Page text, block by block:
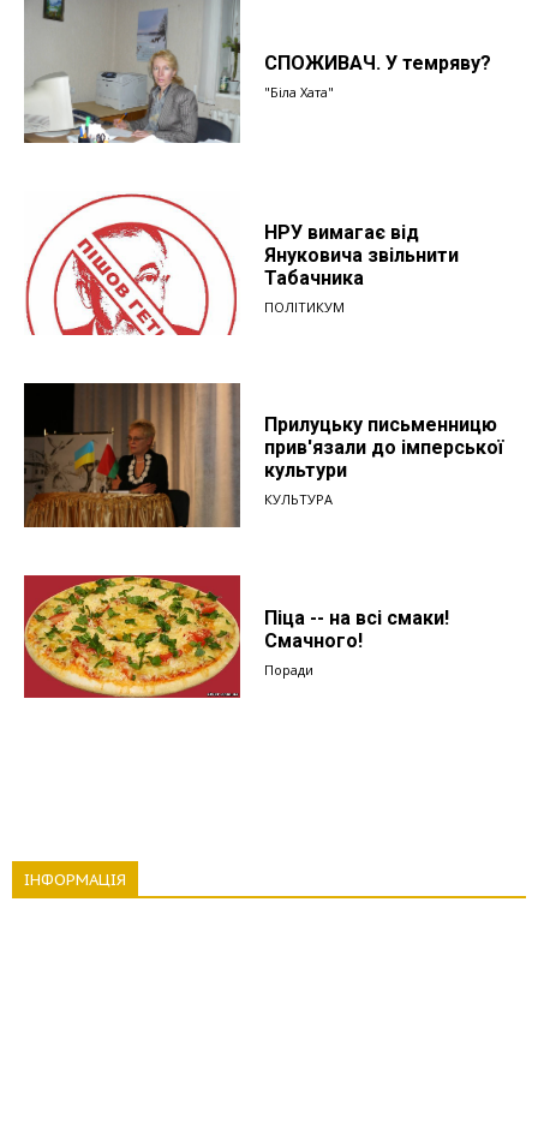
СПОЖИВАЧ. У темряву?
"Біла Хата"
НРУ вимагає від
Януковича звільнити
Табачника
ПОЛІТИКУМ
Прилуцьку письменницю
прив'язали до імперської
культури
КУЛЬТУРА
Піца -- на всі смаки!
Смачного!
Поради
ІНФОРМАЦІЯ